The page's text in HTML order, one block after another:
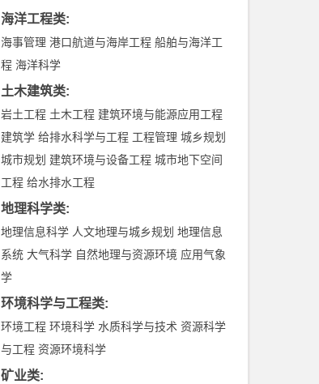
海洋工程类:
海事管理 港口航道与海岸工程 船舶与海洋工
程 海洋科学
土木建筑类:
岩土工程 土木工程 建筑环境与能源应用工程
建筑学 给排水科学与工程 工程管理 城乡规划
城市规划 建筑环境与设备工程 城市地下空间
工程 给水排水工程
地理科学类:
地理信息科学 人文地理与城乡规划 地理信息
系统 大气科学 自然地理与资源环境 应用气象
学
环境科学与工程类:
环境工程 环境科学 水质科学与技术 资源科学
与工程 资源环境科学
矿业类: